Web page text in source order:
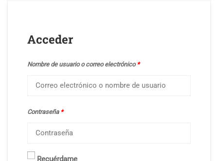
Acceder
Nombre de usuario o correo electrónico *
Contraseña *
Recuérdame